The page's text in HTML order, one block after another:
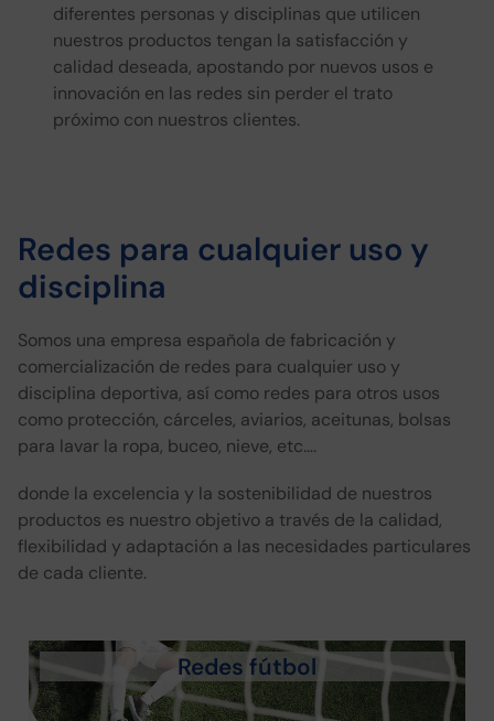
Redes para
cárceles
Diseñadas y fabricadas para
soportar pesos y actos vandálicos
diferentes personas y disciplinas que utilicen
nuestros productos tengan la satisfacción y
calidad deseada, apostando por nuevos usos e
innovación en las redes sin perder el trato
próximo con nuestros clientes.
Redes para cualquier uso y
disciplina
Somos una empresa española de fabricación y
comercialización de redes para cualquier uso y
disciplina deportiva, así como redes para otros usos
como protección, cárceles, aviarios, aceitunas, bolsas
para lavar la ropa, buceo, nieve, etc….
donde la excelencia y la sostenibilidad de nuestros
productos es nuestro objetivo a través de la calidad,
flexibilidad y adaptación a las necesidades particulares
de cada cliente.
Redes fútbol